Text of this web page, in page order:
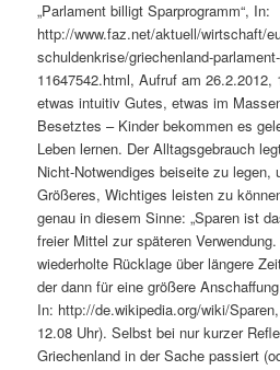
„Parlament billigt Sparprogramm“, In:
http://www.faz.net/aktuell/wirtschaft/
schuldenkrise/griechenland-
11647542.html, Aufruf am 26.2.2012,
etwas intuitiv Gutes, etwas im
Besetztes – Kinder bekommen es
Leben lernen. Der Alltagsgebrauch
Nicht-Notwendiges beiseite zu legen,
Größeres, Wichtiges leisten zu
genau in diesem Sinne: „Sparen ist
freier Mittel zur späteren
wiederholte Rücklage über längere
der dann für eine größere
In: http://de.wikipedia.org/wiki/
12.08 Uhr). Selbst bei nur kurzer
Griechenland in der Sache passiert